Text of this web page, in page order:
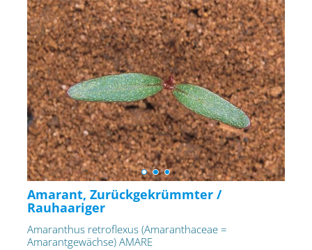
Amarant, Zurückgekrümmter /
Rauhaariger
Amaranthus retroflexus (Amaranthaceae =
Amarantgewächse) AMARE